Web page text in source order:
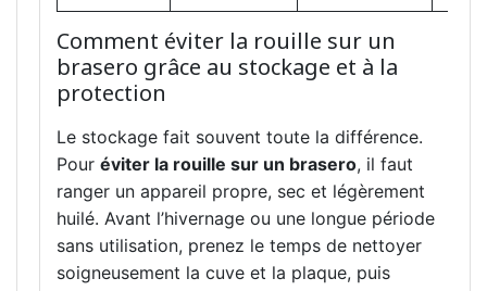
Comment éviter la rouille sur un
brasero grâce au stockage et à la
protection
Le stockage fait souvent toute la différence.
Pour éviter la rouille sur un brasero, il faut
ranger un appareil propre, sec et légèrement
huilé. Avant l’hivernage ou une longue période
sans utilisation, prenez le temps de nettoyer
soigneusement la cuve et la plaque, puis